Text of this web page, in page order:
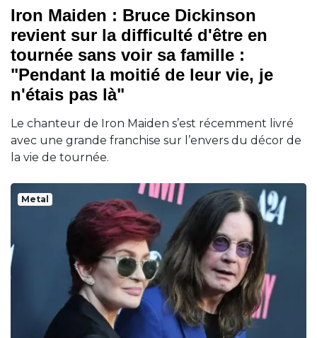
Iron Maiden : Bruce Dickinson
revient sur la difficulté d'être en
tournée sans voir sa famille :
"Pendant la moitié de leur vie, je
n'étais pas là"
Le chanteur de Iron Maiden s’est récemment livré
avec une grande franchise sur l’envers du décor de
la vie de tournée.
Metal